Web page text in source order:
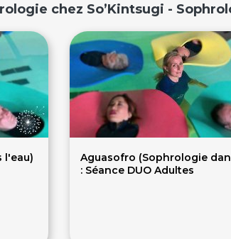
chez So’Kintsugi -
l'eau)
Aguasofro (Sophrologie
: Séance DUO Adultes